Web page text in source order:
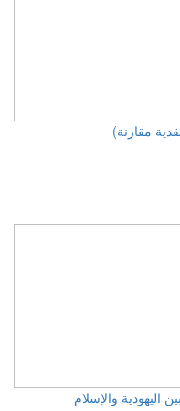
مقارنة)
اليهودية والإسلام